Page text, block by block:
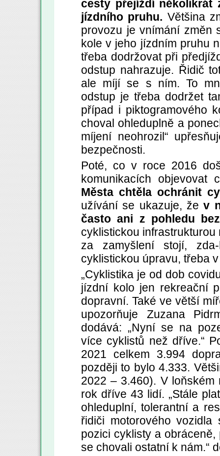
cesty přejíždí několikrát
jízdního pruhu. Většina
provozu je vnímání změn
kole v jeho jízdním pruhu
třeba dodržovat při
odstup nahrazuje. Řidič
ale míjí se s ním. To
odstup je třeba dodržet
případ i piktogramového
choval ohleduplně a
míjení neohrozil“
bezpečnosti.
Poté, co v roce 2016
komunikacích objevovat
Města chtěla ochránit
užívání se ukazuje, žev
často ani z pohledu
cyklistickou
za zamyšlení stojí,
cyklistickou úpravu, třeba
„Cyklistika je od dob
jízdní kolo jen rekreační
dopravní. Také ve větší
upozorňuje Zuzana
dodává: „Nyní se na
více cyklistů než dříve.“
2021 celkem 3.994
později to bylo 4.333.
2022 – 3.460). V
rok dříve 43 lidí. „Stále
ohleduplní, tolerantní a
řidiči motorového
pozici cyklisty a
se chovali ostatní k nám.“